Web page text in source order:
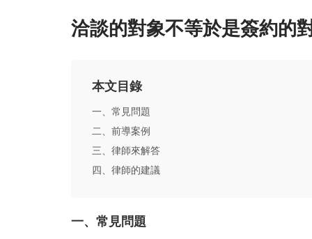
洽談的對象不等於是簽約的
本文目錄
一、常見問題
二、前導案例
三、律師來解答
四、律師的建議
一、常見問題